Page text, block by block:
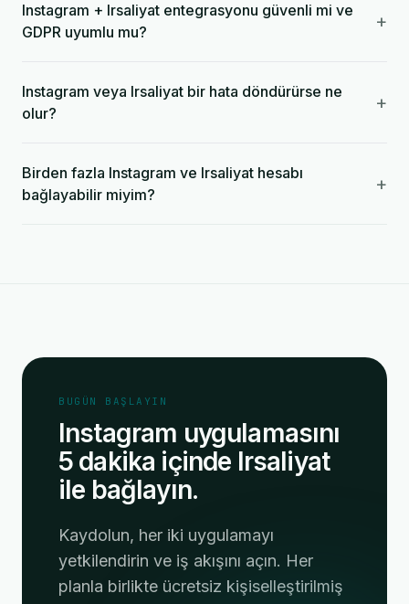
Instagram + Irsaliyat entegrasyonu güvenli mi ve
GDPR uyumlu mu?
+
Instagram veya Irsaliyat bir hata döndürürse ne
olur?
+
Birden fazla Instagram ve Irsaliyat hesabı
bağlayabilir miyim?
+
BUGÜN BAŞLAYIN
Instagram uygulamasını
5 dakika içinde Irsaliyat
ile bağlayın.
Kaydolun, her iki uygulamayı
yetkilendirin ve iş akışını açın. Her
planla birlikte ücretsiz kişiselleştirilmiş